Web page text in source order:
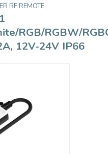
RF REMOTE
RGB/RGBW/
12V-24V IP66